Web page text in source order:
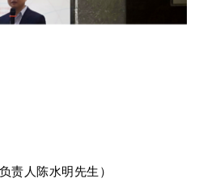
责人陈水明先生 ）